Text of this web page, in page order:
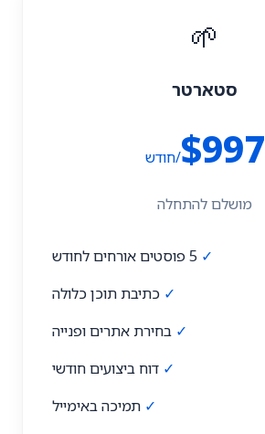
🌱
סטארטר
$997/חודש
מושלם להתחלה
✓ 5 פוסטים אורחים לחודש
✓ כתיבת תוכן כלולה
✓ בחירת אתרים ופנייה
✓ דוח ביצועים חודשי
✓ תמיכה באימייל